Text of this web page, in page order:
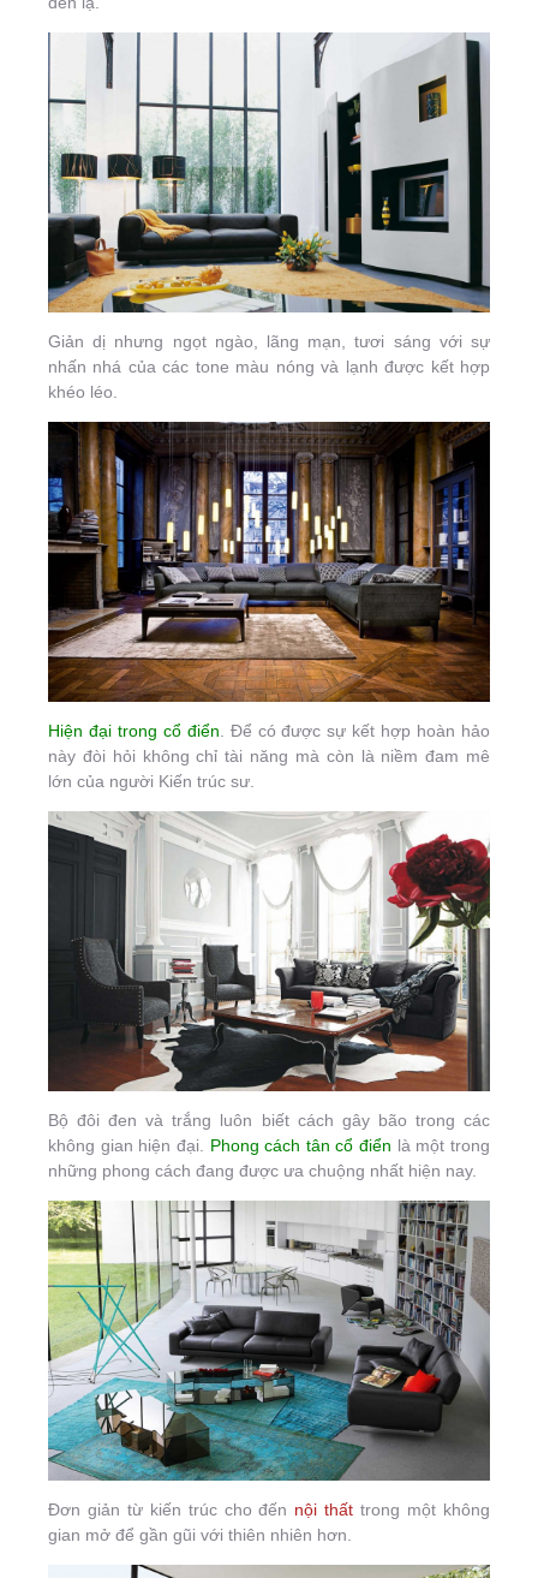
Giản dị nhưng ngọt ngào, lãng mạn, tươi sáng với sự
nhấn nhá của các tone màu nóng và lạnh được kết hợp
khéo léo.
Hiện đại trong cổ điển . Để có được sự kết hợp hoàn hảo
này đòi hỏi không chỉ tài năng mà còn là niềm đam mê
lớn của người Kiến trúc sư.
Bộ đôi đen và trắng luôn biết cách gây bão trong các
không gian hiện đại. Phong cách tân cổ điển là một trong
những phong cách đang được ưa chuộng nhất hiện nay.
Đơn giản từ kiến trúc cho đến nội thất trong một không
gian mở để gần gũi với thiên nhiên hơn.